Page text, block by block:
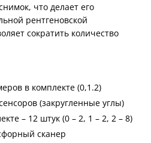
что делает его
рентгеновской
сократить количество
в комплекте (0,1.2)
(закругленные углы)
– 12 штук (0 – 2, 1 – 2, 2 – 8)
сканер